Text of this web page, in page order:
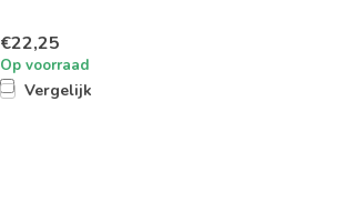
€22,25
Op voorraad
Vergelijk